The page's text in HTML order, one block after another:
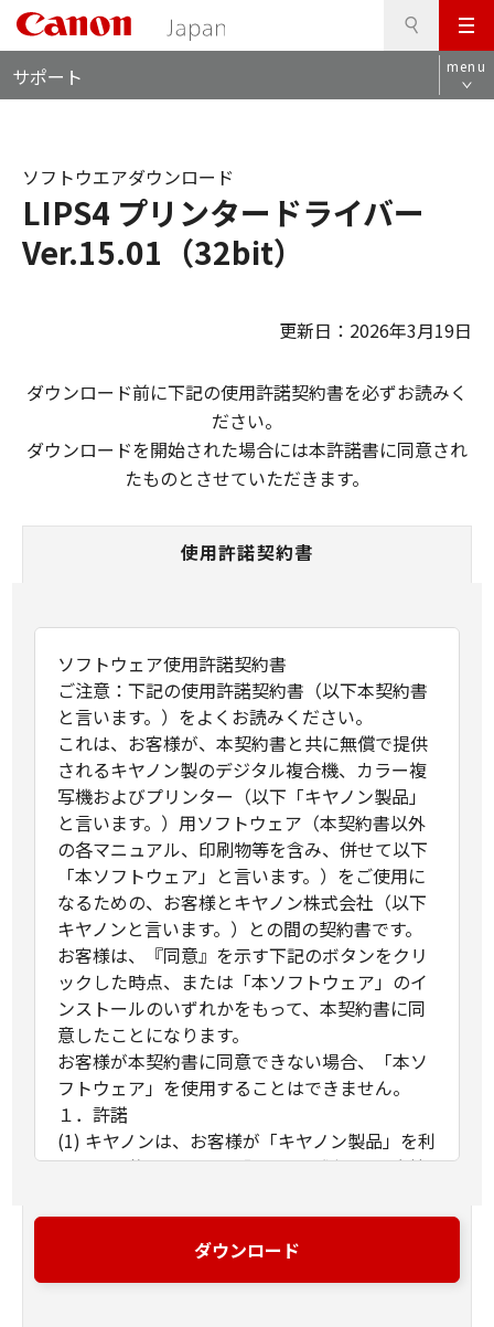
メ
ニ
ュ
サポート menu
LIPS4 プリンタードライバー
Ver.15.01（32bit）
ソフトウエアダウンロード
更新日：2026年3月19日
ダウンロード前に下記の使用許諾契約書を必ずお読みく
ださい。
ダウンロードを開始された場合には本許諾書に同意され
たものとさせていただきます。
使用許諾契約書
ソフトウェア使用許諾契約書
ご注意：下記の使用許諾契約書（以下本契約書
と言います。）をよくお読みください。
これは、お客様が、本契約書と共に無償で提供
されるキヤノン製のデジタル複合機、カラー複
写機およびプリンター（以下「キヤノン製品」
と言います。）用ソフトウェア（本契約書以外
の各マニュアル、印刷物等を含み、併せて以下
「本ソフトウェア」と言います。）をご使用に
なるための、お客様とキヤノン株式会社（以下
キヤノンと言います。）との間の契約書です。
お客様は、『同意』を示す下記のボタンをクリ
ックした時点、または「本ソフトウェア」のイ
ンストールのいずれかをもって、本契約書に同
意したことになります。
お客様が本契約書に同意できない場合、「本ソ
フトウェア」を使用することはできません。
１．許諾
(1) キヤノンは、お客様が「キヤノン製品」を利
用する目的のために、「キヤノン製品」に直接
ンピューター（以下「指定機器」と言いま
す。）において、「本ソフトウェア」を使用
ダウンロード